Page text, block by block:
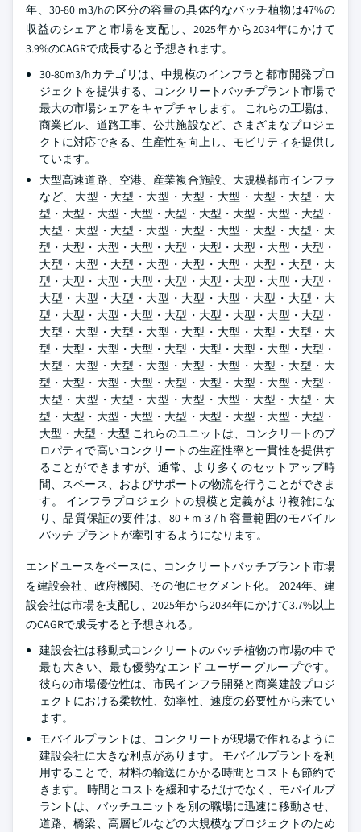
年、30-80 m3/hの区分の容量の具体的なバッチ植物は47%の
収益のシェアと市場を支配し、2025年から2034年にかけて
3.9%のCAGRで成長すると予想されます。
30-80m3/hカテゴリは、中規模のインフラと都市開発プロ
ジェクトを提供する、コンクリートバッチプラント市場で
最大の市場シェアをキャプチャします。 これらの工場は、
商業ビル、道路工事、公共施設など、さまざまなプロジェ
クトに対応できる、生産性を向上し、モビリティを提供し
ています。
大型高速道路、空港、産業複合施設、大規模都市インフラ
など、大型・大型・大型・大型・大型・大型・大型・大
型・大型・大型・大型・大型・大型・大型・大型・大型・
大型・大型・大型・大型・大型・大型・大型・大型・大
型・大型・大型・大型・大型・大型・大型・大型・大型・
大型・大型・大型・大型・大型・大型・大型・大型・大
型・大型・大型・大型・大型・大型・大型・大型・大型・
大型・大型・大型・大型・大型・大型・大型・大型・大
型・大型・大型・大型・大型・大型・大型・大型・大型・
大型・大型・大型・大型・大型・大型・大型・大型・大
型・大型・大型・大型・大型・大型・大型・大型・大型・
大型・大型・大型・大型・大型・大型・大型・大型・大
型・大型・大型・大型・大型・大型・大型・大型・大型・
大型・大型・大型・大型・大型・大型・大型・大型・大
型・大型・大型・大型・大型・大型・大型・大型・大型・
大型・大型・大型 これらのユニットは、コンクリートのプ
ロパティで高いコンクリートの生産性率と一貫性を提供す
ることができますが、通常、より多くのセットアップ時
間、スペース、およびサポートの物流を行うことができま
す。 インフラプロジェクトの規模と定義がより複雑にな
り、品質保証の要件は、80 + m 3 / h 容量範囲のモバイル
バッチ プラントが牽引するようになります。
エンドユースをベースに、コンクリートバッチプラント市場
を建設会社、政府機関、その他にセグメント化。 2024年、建
設会社は市場を支配し、2025年から2034年にかけて3.7%以上
のCAGRで成長すると予想される。
建設会社は移動式コンクリートのバッチ植物の市場の中で
最も大きい、最も優勢なエンド ユーザー グループです。
彼らの市場優位性は、市民インフラ開発と商業建設プロジ
ェクトにおける柔軟性、効率性、速度の必要性から来てい
ます。
モバイルプラントは、コンクリートが現場で作れるように
建設会社に大きな利点があります。 モバイルプラントを利
用することで、材料の輸送にかかる時間とコストも節約で
きます。 時間とコストを緩和するだけでなく、モバイルプ
ラントは、バッチユニットを別の職場に迅速に移動させ、
道路、橋梁、高層ビルなどの大規模なプロジェクトのため